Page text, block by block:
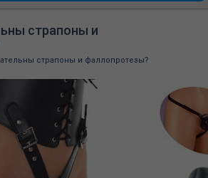
страпоны и
страпоны и фаллопротезы?